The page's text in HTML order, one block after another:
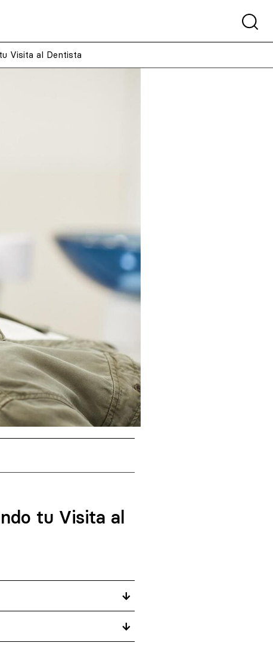
Visita al Dentista
tu Visita al